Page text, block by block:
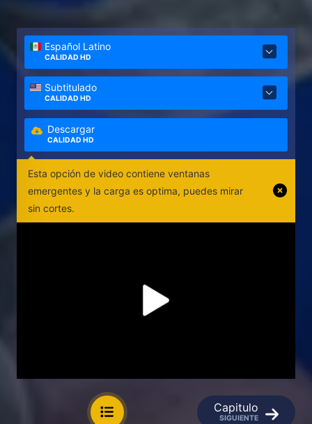
Español Latino
CALIDAD HD
Subtitulado
CALIDAD HD
Descargar
CALIDAD HD
Esta opción de video contiene ventanas
emergentes y la carga es optima, puedes mirar
sin cortes.
Capitulo
SIGUIENTE